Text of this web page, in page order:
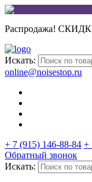
Распродажа!
Искать:
online@noisestop.ru
+ 7 (915) 146-88-84 +
Обратный звонок
Искать: